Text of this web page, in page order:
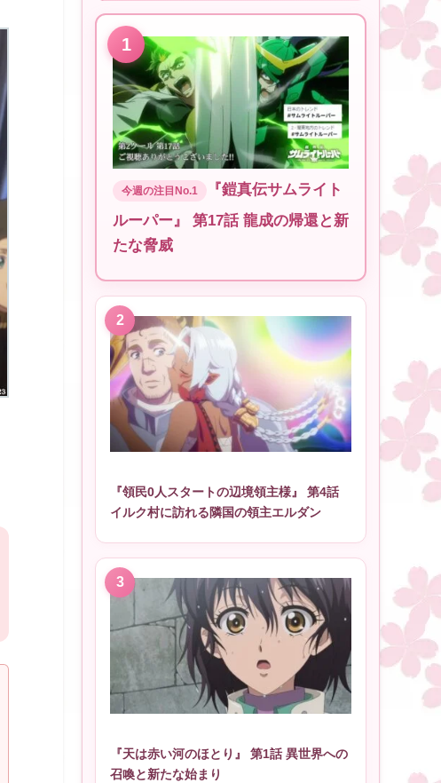
『鎧真伝サムライト
ルーパー』 第17話 龍成の帰還と新
たな脅威
『領民0人スタートの辺境領主様』 第4話
イルク村に訪れる隣国の領主エルダン
『天は赤い河のほとり』 第1話 異世界への
召喚と新たな始まり